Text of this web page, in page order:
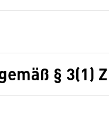
§ 3(1)